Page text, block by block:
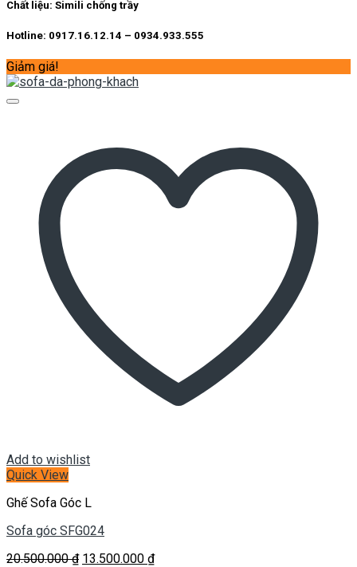
Chất liệu: Simili chống trầy
Hotline: 0917.16.12.14 – 0934.933.555
Giảm giá!
Add to wishlist
Quick View
Ghế Sofa Góc L
Sofa góc SFG024
20.500.000₫ Giá
13.500.000 ₫Giá